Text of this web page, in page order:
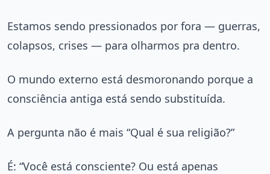
Estamos sendo pressionados por fora — guerras,
colapsos, crises — para olharmos pra dentro.
O mundo externo está desmoronando porque a
consciência antiga está sendo substituída.
A pergunta não é mais “Qual é sua religião?”
É: “Você está consciente? Ou está apenas